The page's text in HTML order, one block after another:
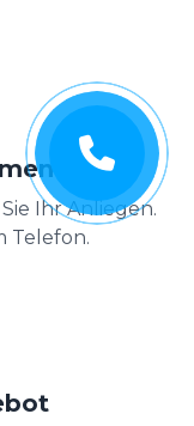
Ihr Anliegen.
Telefon.